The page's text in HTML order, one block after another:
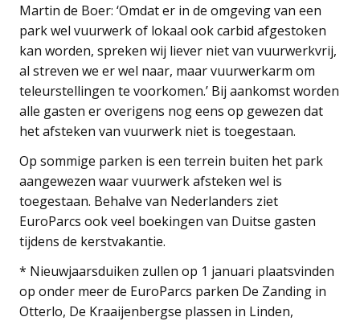
Martin de Boer: ‘Omdat er in de omgeving van een
park wel vuurwerk of lokaal ook carbid afgestoken
kan worden, spreken wij liever niet van vuurwerkvrij,
al streven we er wel naar, maar vuurwerkarm om
teleurstellingen te voorkomen.’ Bij aankomst worden
alle gasten er overigens nog eens op gewezen dat
het afsteken van vuurwerk niet is toegestaan.
Op sommige parken is een terrein buiten het park
aangewezen waar vuurwerk afsteken wel is
toegestaan. Behalve van Nederlanders ziet
EuroParcs ook veel boekingen van Duitse gasten
tijdens de kerstvakantie.
* Nieuwjaarsduiken zullen op 1 januari plaatsvinden
op onder meer de EuroParcs parken De Zanding in
Otterlo, De Kraaijenbergse plassen in Linden,